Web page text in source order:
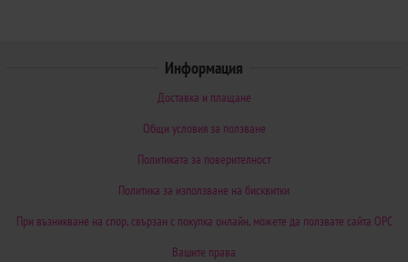
Информация
Доставка и плащане
Общи условия за ползване
Политиката за поверителност
Политика за използване на бисквитки
При възникване на спор, свързан с покупка онлайн, можете да ползвате сайта ОРС
Вашите права